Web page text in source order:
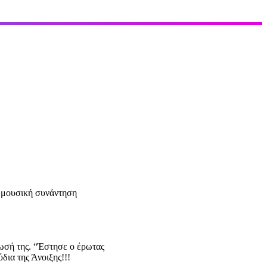
συνάντηση
της. “Έστησε ο έρωτας
της Άνοιξης!!!